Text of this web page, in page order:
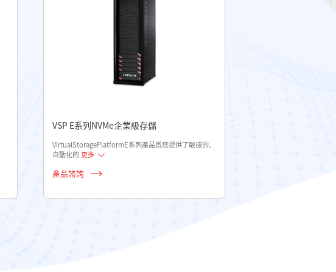
VSP E系列NVMe企業級存儲
VirtualStoragePlatformE系列產品爲您提供了敏捷的、
自動化的 更多
產品諮詢